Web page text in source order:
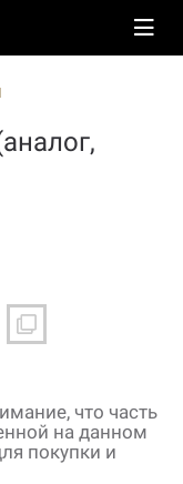
что часть
на данном
покупки и